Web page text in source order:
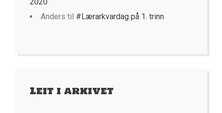
Anders til #Lærarkvardag på 1. trinn
Leit i arkivet